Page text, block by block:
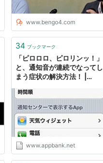
www.bengo4.com
34 ブックマーク
「ピロロロ、ピロリンッ！」
と、通知音が連続でなってし
まう症状の解決方法！ |
www.appbank.net